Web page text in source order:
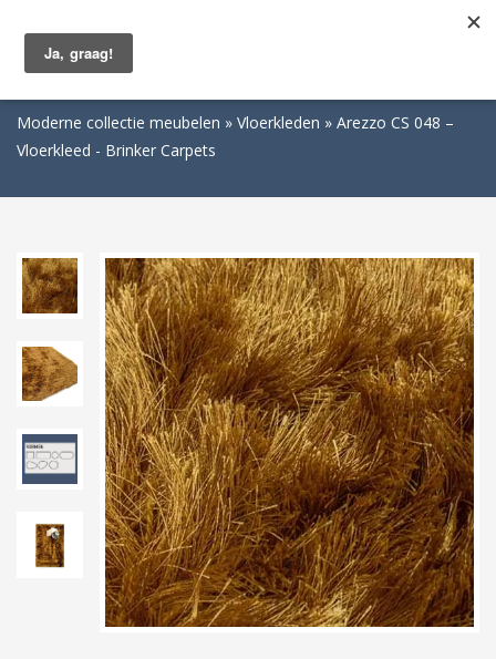
Moderne collectie meubelen Vloerkleden
Arezzo CS 048 –
Vloerkleed - Brinker Carpets